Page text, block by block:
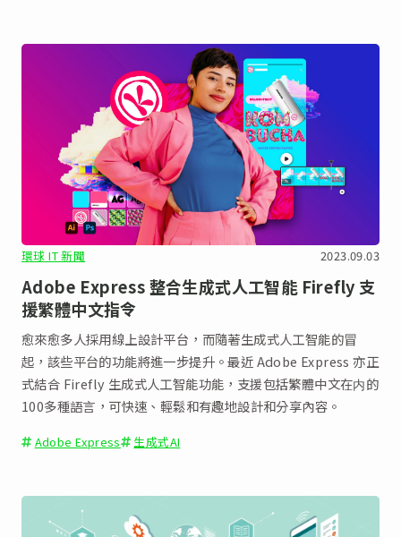
環球 IT 新聞 2023.09.03
Adob​​e Express 整合生成式人工智能 Firefly 支
援繁體中文指令
愈來愈多人採用線上設計平台，而隨著生成式人工智能的冒
起，該些平台的功能將進一步提升。最近 Adobe Express 亦正
式結合 Firefly 生成式人工智能功能，支援包括繁體中文在内的
100多種語言，可快速、輕鬆和有趣地設計和分享內容。
Adobe Express 生成式AI